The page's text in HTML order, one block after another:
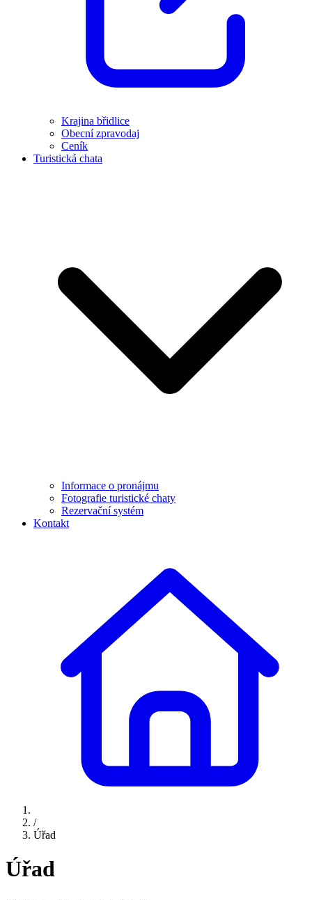
Krajina břidlice
Obecní zpravodaj
Ceník
Turistická chata
Informace o pronájmu
Fotografie turistické chaty
Rezervační systém
Kontakt
/
Úřad
Úřad